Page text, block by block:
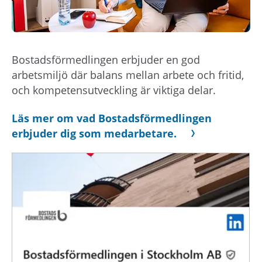
Bostadsförmedlingen erbjuder en god
arbetsmiljö där balans mellan arbete och fritid,
och kompetensutveckling är viktiga delar.
Läs mer om vad Bostadsförmedlingen
erbjuder dig som medarbetare.